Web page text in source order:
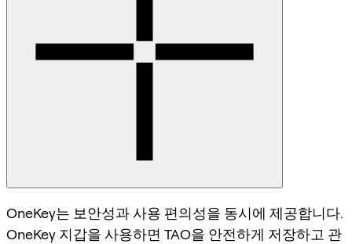
OneKey는 보안성과 사용 편의성을 동시에 제공합니다.
OneKey 지갑을 사용하면 TAO을 안전하게 저장하고 관